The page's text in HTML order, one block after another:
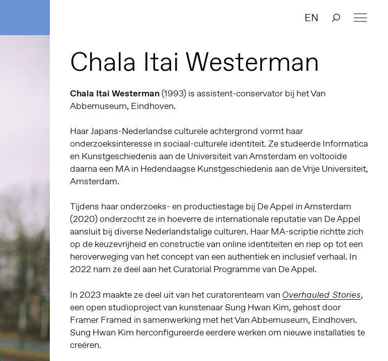
EN
Chala Itai Westerman
Chala Itai Westerman (1993) is assistent-conservator bij het Van
Abbemuseum, Eindhoven.
Haar Japans-Nederlandse culturele achtergrond vormt haar
onderzoeksinteresse in sociaal-culturele identiteit. Ze studeerde Informatica
en Kunstgeschiedenis aan de Universiteit van Amsterdam en voltooide
daarna een MA in Hedendaagse Kunstgeschiedenis aan de Vrije Universiteit,
Amsterdam.
Tijdens haar onderzoeks- en productiestage bij De Appel in Amsterdam
(2020) onderzocht ze in hoeverre de internationale reputatie van De Appel
aansluit bij diverse Nederlandstalige culturen. Haar MA-scriptie richtte zich
op de keuzevrijheid en constructie van online identiteiten en riep op tot een
heroverweging van het concept van een authentiek en inclusief verhaal. In
2022 nam ze deel aan het Curatorial Programme van De Appel.
In 2023 maakte ze deel uit van het curatorenteam van Overhauled Stories,
een open studioproject van kunstenaar Sung Hwan Kim, gehost door
Framer Framed in samenwerking met het Van Abbemuseum, Eindhoven.
Sung Hwan Kim herconfigureerde eerdere werken om nieuwe installaties te
creëren.